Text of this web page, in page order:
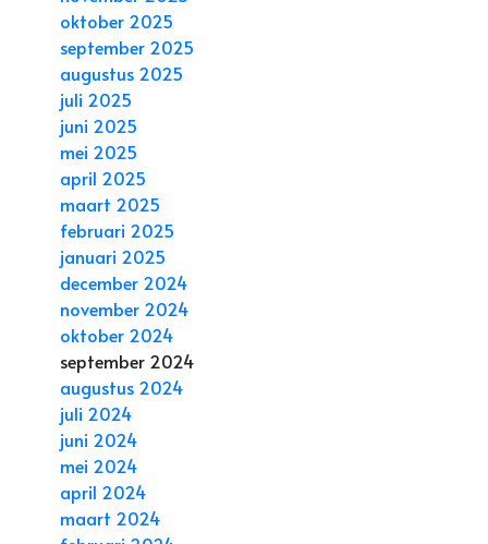
oktober 2025
september 2025
augustus 2025
juli 2025
juni 2025
mei 2025
april 2025
maart 2025
februari 2025
januari 2025
december 2024
november 2024
oktober 2024
september 2024
augustus 2024
juli 2024
juni 2024
mei 2024
april 2024
maart 2024